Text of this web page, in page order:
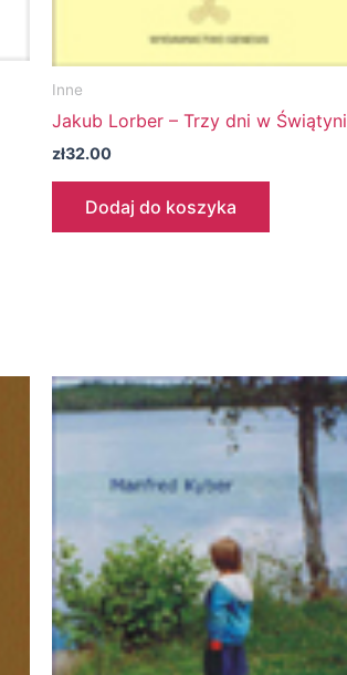
Inne
Jakub Lorber – Trzy dni w Świątyni
zł32.00
Dodaj do koszyka